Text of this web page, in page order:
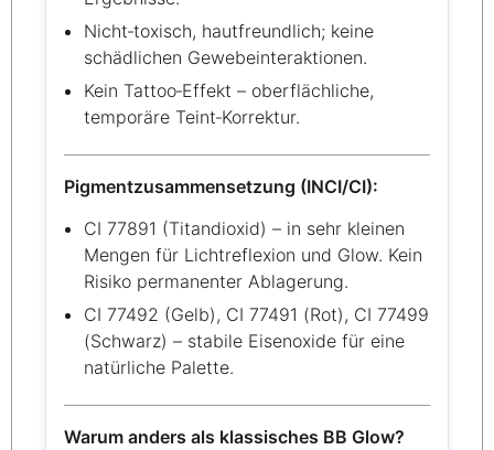
Nicht‑toxisch, hautfreundlich; keine
schädlichen Gewebeinteraktionen.
Kein Tattoo‑Effekt – oberflächliche,
temporäre Teint‑Korrektur.
Pigmentzusammensetzung (INCI/CI):
CI 77891 (Titandioxid) – in sehr kleinen
Mengen für Lichtreflexion und Glow. Kein
Risiko permanenter Ablagerung.
CI 77492 (Gelb), CI 77491 (Rot), CI 77499
(Schwarz) – stabile Eisenoxide für eine
natürliche Palette.
Warum anders als klassisches BB Glow?